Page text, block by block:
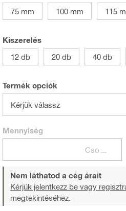
75 mm
100 mm 115
Kiszerelés
12 db
20 db 40 db
Termék opciók
Kérjük válassz
Mennyiség
Nem láthatod a cég árait
Kérjük jelentkezz be vagy
megtekintéséhez.